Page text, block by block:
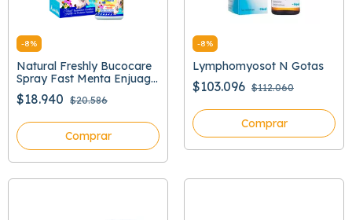
-8%
Natural Freshly Bucocare
Spray Fast Menta Enjuage
Bucal
$18.940 $20.586
Comprar
-8%
Lymphomyosot N Gotas
$103.096 $112.060
Comprar